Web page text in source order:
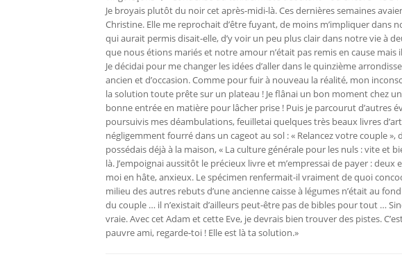
Je broyais plutôt du noir cet après-midi-là. Ces dernières semaines
Christine. Elle me reprochait d’être fuyant, de moins m’impliquer dans
qui aurait permis disait-elle, d’y voir un peu plus clair dans notre vie à
que nous étions mariés et notre amour n’était pas remis en cause
Je décidai pour me changer les idées d’aller dans le quinzième
ancien et d’occasion. Comme pour fuir à nouveau la réalité, mon
la solution toute prête sur un plateau ! Je flânai un bon moment chez
bonne entrée en matière pour lâcher prise ! Puis je parcourut d’autres
poursuivis mes déambulations, feuilletai quelques très beaux livres
négligemment fourré dans un cageot au sol : « Relancez votre couple
possédais déjà à la maison, « La culture générale pour les nuls : vite et
là. J’empoignai aussitôt le précieux livre et m’empressai de payer :
moi en hâte, anxieux. Le spécimen renfermait-il vraiment de quoi
milieu des autres rebuts d’une ancienne caisse à légumes n’était au
du couple … il n’existait d’ailleurs peut-être pas de bibles pour tout …
vraie. Avec cet Adam et cette Eve, je devrais bien trouver des pistes.
pauvre ami, regarde-toi ! Elle est là ta solution.»